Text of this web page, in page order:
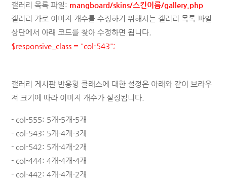
갤러리 목록 파일: mangboard/skins/스킨이름/gallery.php
갤러리 가로 이미지 개수를 수정하기 위해서는 갤러리 목록 파일
상단에서 아래 코드를 찾아 수정하면 됩니다.
$responsive_class = "col-543";
갤러리 게시판 반응형 클래스에 대한 설정은 아래와 같이 브라우
져 크기에 따라 이미지 개수가 설정됩니다.
- col-555: 5개-5개-5개
- col-543: 5개-4개-3개
- col-542: 5개-4개-2개
- col-444: 4개-4개-4개
- col-442: 4개-4개-2개